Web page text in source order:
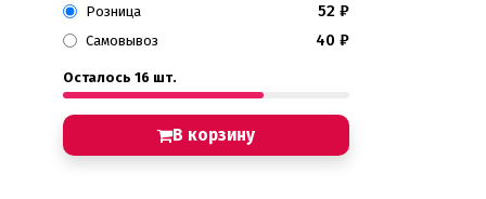
Розница 52 ₽
Самовывоз 40 ₽
Осталось 16 шт.
В корзину